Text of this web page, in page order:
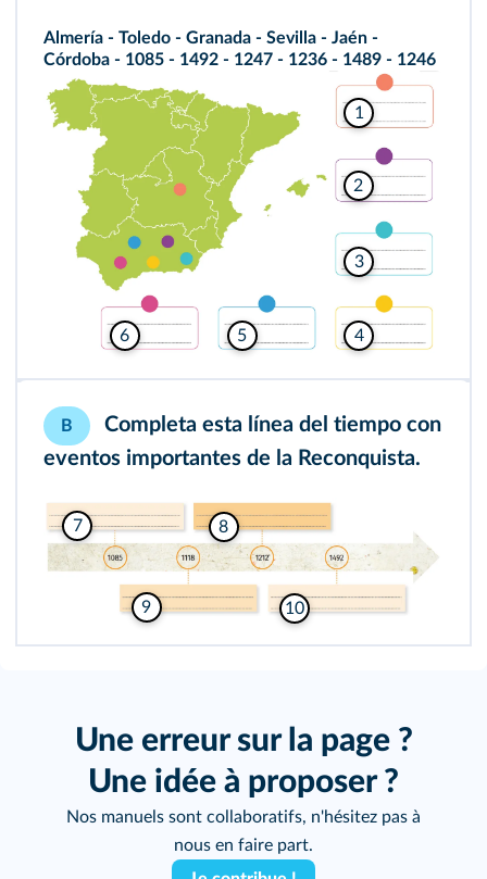
Almería - Toledo - Granada - Sevilla - Jaén -
Córdoba - 1085 - 1492 - 1247 - 1236 - 1489 - 1246
1
2
3
4
5
6
B
Completa esta línea del tiempo con
eventos importantes de la Reconquista.
7 8
9 10
Une erreur sur la page ?
Une idée à proposer ?
Nos manuels sont collaboratifs, n'hésitez pas à
nous en faire part.